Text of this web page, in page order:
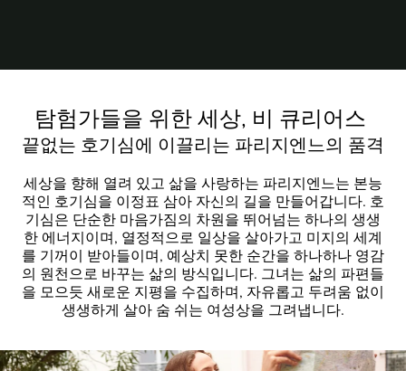
탐험가들을 위한 세상, 비 큐리어스
끝없는 호기심에 이끌리는 파리지엔느의 품격
세상을 향해 열려 있고 삶을 사랑하는 파리지엔느는 본능
적인 호기심을 이정표 삼아 자신의 길을 만들어갑니다. 호
기심은 단순한 마음가짐의 차원을 뛰어넘는 하나의 생생
한 에너지이며, 열정적으로 일상을 살아가고 미지의 세계
를 기꺼이 받아들이며, 예상치 못한 순간을 하나하나 영감
의 원천으로 바꾸는 삶의 방식입니다. 그녀는 삶의 파편들
을 모으듯 새로운 지평을 수집하며, 자유롭고 두려움 없이
생생하게 살아 숨 쉬는 여성상을 그려냅니다.